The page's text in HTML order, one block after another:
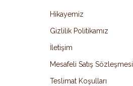
Hikayemiz
Gizlilik Politikamız
İletişim
Mesafeli Satış Sözleşmesi
Teslimat Koşulları